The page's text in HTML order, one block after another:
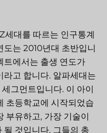
세대를 따르는 인구통계
도는 2010년대 초반입니
트에서는 출생 연도가
고 합니다. 알파세대는
그먼트입니다. 이 아이
초등학교에 시작되었습
부유하고, 가장 기술이
될 것입니다. 그들의 총